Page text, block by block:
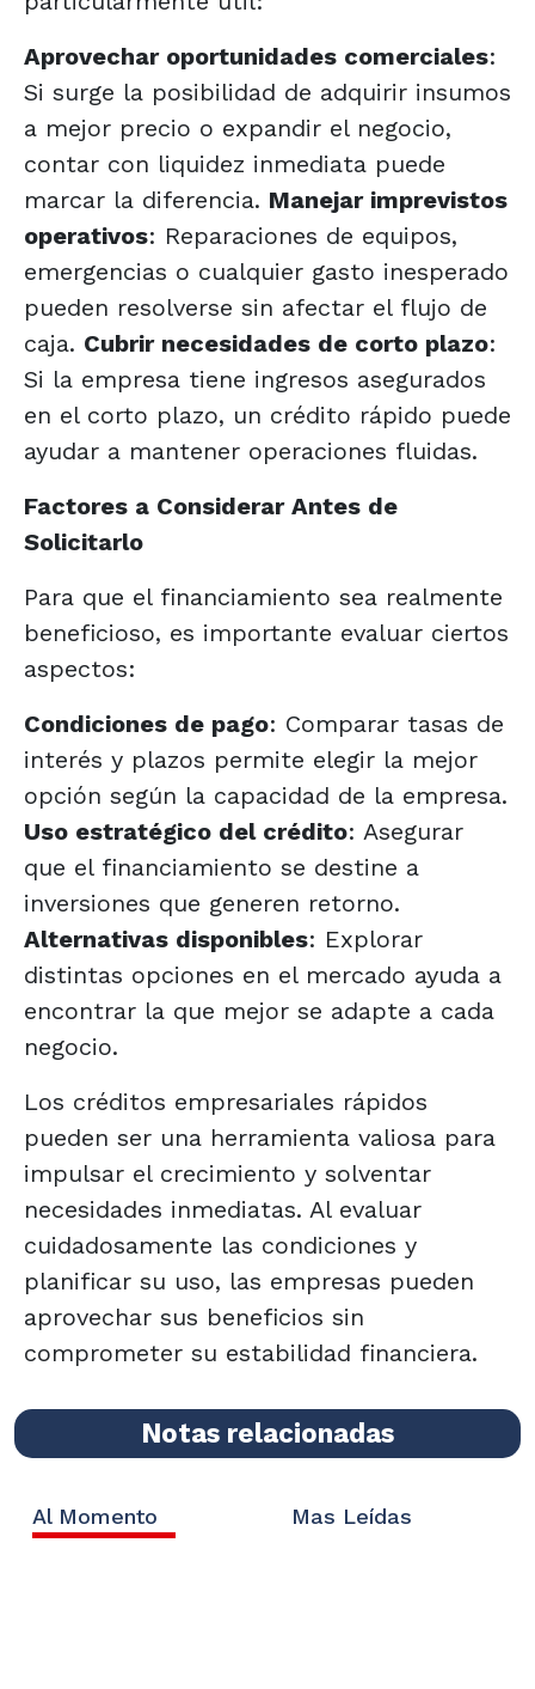
Aprovechar oportunidades comerciales:
Si surge la posibilidad de adquirir insumos
a mejor precio o expandir el negocio,
contar con liquidez inmediata puede
marcar la diferencia. Manejar imprevistos
operativos: Reparaciones de equipos,
emergencias o cualquier gasto inesperado
pueden resolverse sin afectar el flujo de
caja. Cubrir necesidades de corto plazo:
Si la empresa tiene ingresos asegurados
en el corto plazo, un crédito rápido puede
ayudar a mantener operaciones fluidas.
Factores a Considerar Antes de
Solicitarlo
Para que el financiamiento sea realmente
beneficioso, es importante evaluar ciertos
aspectos:
Condiciones de pago: Comparar tasas de
interés y plazos permite elegir la mejor
opción según la capacidad de la empresa.
Uso estratégico del crédito: Asegurar
que el financiamiento se destine a
inversiones que generen retorno.
Alternativas disponibles: Explorar
distintas opciones en el mercado ayuda a
encontrar la que mejor se adapte a cada
negocio.
Los créditos empresariales rápidos
pueden ser una herramienta valiosa para
impulsar el crecimiento y solventar
necesidades inmediatas. Al evaluar
cuidadosamente las condiciones y
planificar su uso, las empresas pueden
aprovechar sus beneficios sin
comprometer su estabilidad financiera.
Notas relacionadas
Al Momento Mas Leídas